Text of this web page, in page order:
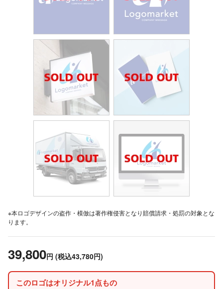
※本ロゴデザインの盗作・模倣は著作権侵害となり賠償請求・処罰の対象とな
ります。
39,800円 (税込43,780円)
このロゴはオリジナル1点もの